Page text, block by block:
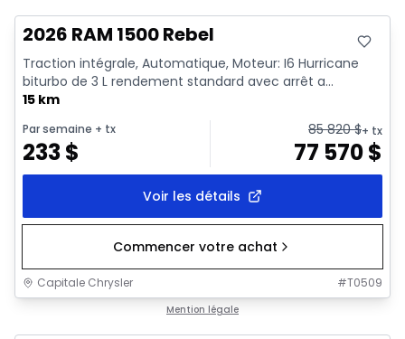
2026 RAM 1500 Rebel
Traction intégrale, Automatique, Moteur: I6 Hurricane
biturbo de 3 L rendement standard avec arrêt a...
15 km
Par semaine + tx
233$
85 820$+ tx
77 570$
Voir les détails
Commencer votre achat
Capitale Chrysler #T0509
Mention légale